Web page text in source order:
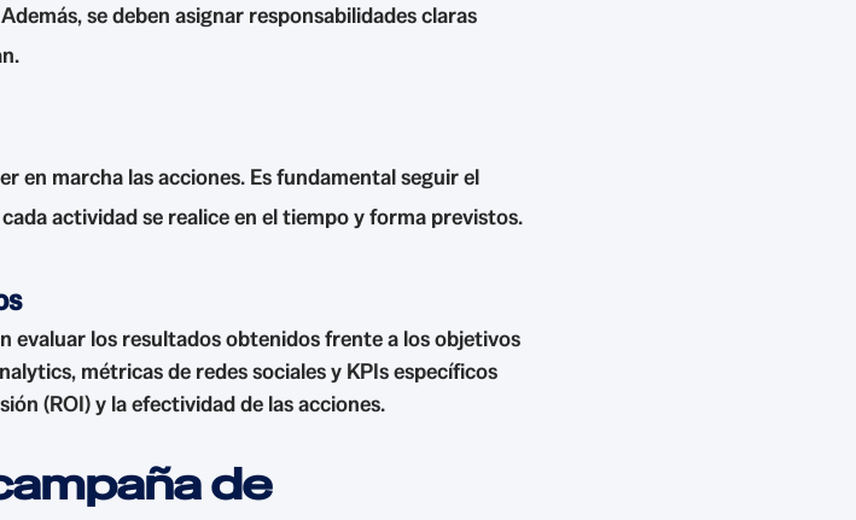
se deben asignar responsabilidades claras
en marcha las acciones. Es fundamental seguir el
actividad se realice en el tiempo y forma previstos.
evaluar los resultados obtenidos frente a los objetivos
métricas de redes sociales y KPIs específicos
(ROI) y la efectividad de las acciones.
de